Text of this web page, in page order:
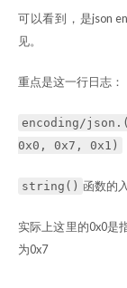
可以看到，是json
见。
重点是这一行日志：
encoding/
0x0, 0x7, 0x1)
string() 函数的
实际上这里的0x0是
为0x7